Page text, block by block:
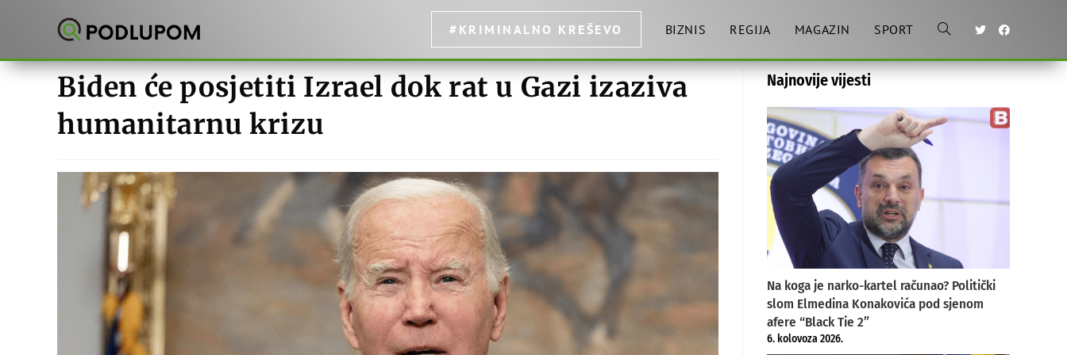
#KRIMINALNO KREŠEVO BIZNIS REGIJA MAGAZIN SPORT Toggle
Biden će posjetiti Izrael dok rat u Gazi izaziva
humanitarnu krizu
Najnovije vijesti
Na koga je narko-kartel računao? Politički
slom Elmedina Konakovića pod sjenom
afere “Black Tie 2”
6. kolovoza 2026.